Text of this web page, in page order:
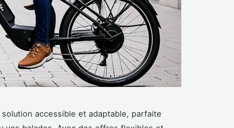
accessible et adaptable, parfaite